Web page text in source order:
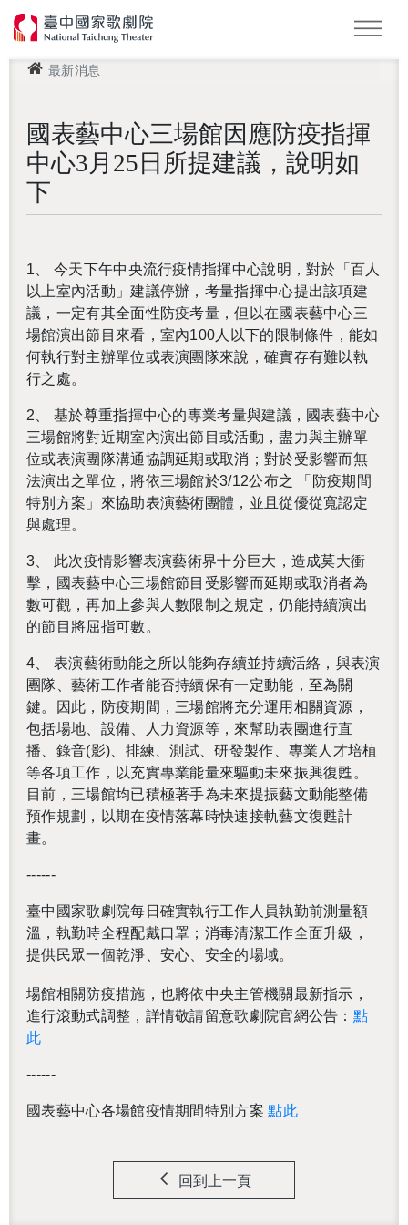
最新消息
國表藝中心三場館因應防疫指揮
中心3月25日所提建議，說明如
下
1、 今天下午中央流行疫情指揮中心說明，對於「百人
以上室內活動」建議停辦，考量指揮中心提出該項建
議，一定有其全面性防疫考量，但以在國表藝中心三
場館演出節目來看，室內100人以下的限制條件，能如
何執行對主辦單位或表演團隊來說，確實存有難以執
行之處。
2、 基於尊重指揮中心的專業考量與建議，國表藝中心
三場館將對近期室內演出節目或活動，盡力與主辦單
位或表演團隊溝通協調延期或取消；對於受影響而無
法演出之單位，將依三場館於3/12公布之 「防疫期間
特別方案」來協助表演藝術團體，並且從優從寬認定
與處理。
3、 此次疫情影響表演藝術界十分巨大，造成莫大衝
擊，國表藝中心三場館節目受影響而延期或取消者為
數可觀，再加上參與人數限制之規定，仍能持續演出
的節目將屈指可數。
4、 表演藝術動能之所以能夠存續並持續活絡，與表演
團隊、藝術工作者能否持續保有一定動能，至為關
鍵。因此，防疫期間，三場館將充分運用相關資源，
包括場地、設備、人力資源等，來幫助表團進行直
播、錄音(影)、排練、測試、研發製作、專業人才培植
等各項工作，以充實專業能量來驅動未來振興復甦。
目前，三場館均已積極著手為未來提振藝文動能整備
預作規劃，以期在疫情落幕時快速接軌藝文復甦計
畫。
------
臺中國家歌劇院每日確實執行工作人員執勤前測量額
溫，執勤時全程配戴口罩；消毒清潔工作全面升級，
提供民眾一個乾淨、安心、安全的場域。
場館相關防疫措施，也將依中央主管機關最新指示，
進行滾動式調整，詳情敬請留意歌劇院官網公告： 點
此
------
國表藝中心各場館疫情期間特別方案點此
回到上一頁
還沒加入會員